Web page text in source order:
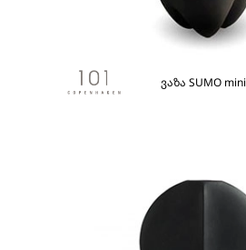
ვაზა SUMO mini